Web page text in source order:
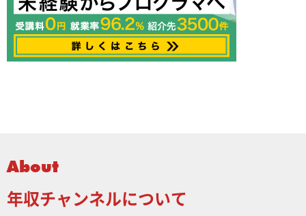
About
年収チャンネルについて